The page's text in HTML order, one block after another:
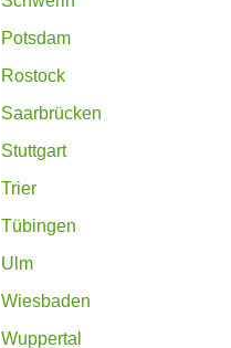
Potsdam
Rostock
Saarbrücken
Stuttgart
Trier
Tübingen
Ulm
Wiesbaden
Wuppertal